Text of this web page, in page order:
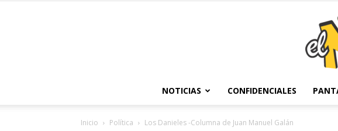
NOTICIAS CONFIDENCIALES
Inicio Política Los Danieles -Columna de Juan Manuel Galán